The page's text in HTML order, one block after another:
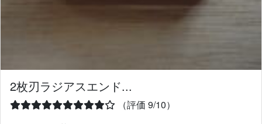
2枚刃ラジアスエンド...
（評価 9/10）